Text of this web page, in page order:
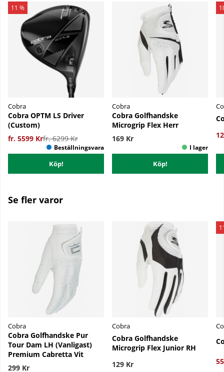
11 %
Cobra
Cobra OPTM LS Driver
(Custom)
fr. 5599 Krfr. 6299 Kr
Köp!
Cobra
Cobra Golfhandske
Microgrip Flex Herr
169 Kr
Köp!
Se fler varor
Cobra
Cobra Golfhandske Pur
Tour Dam LH (Vanligast)
Premium Cabretta Vit
299 Kr
Cobra
Cobra Golfhandske
Microgrip Flex Junior RH
129 Kr